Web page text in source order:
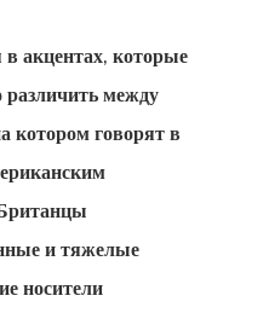
акцентах, которые
между
котором говорят в
и тяжелые
носители